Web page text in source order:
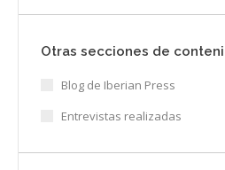
Otras secciones de
Blog de Iberian Press
Entrevistas realizadas